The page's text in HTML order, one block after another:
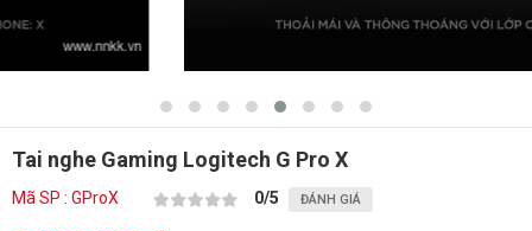
Tai nghe Gaming Logitech G Pro X
Mã SP : GProX 0/5 ĐÁNH GIÁ